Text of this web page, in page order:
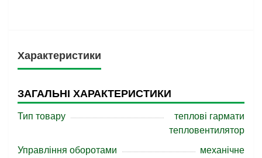
Характеристики
ЗАГАЛЬНІ ХАРАКТЕРИСТИКИ
Тип товару
теплові гармати
тепловентилятор
Управління оборотами
механічне